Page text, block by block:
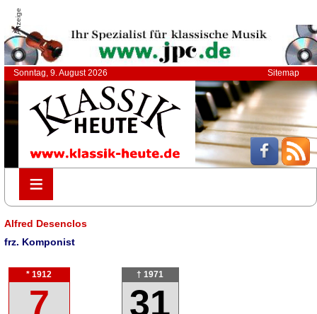
Anzeige
Sonntag, 9. August 2026 Sitemap
≡
≡
Alfred Desenclos
frz. Komponist
* 1912
7
† 1971
31